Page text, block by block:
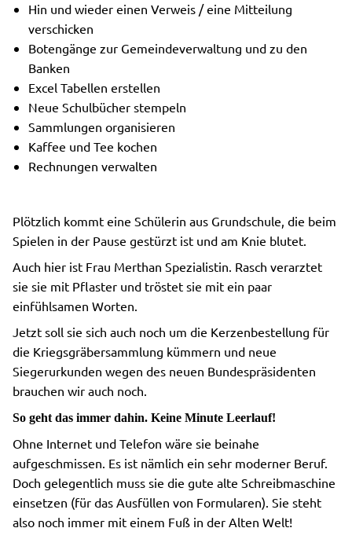
Hin und wieder einen Verweis / eine Mitteilung
verschicken
Botengänge zur Gemeindeverwaltung und zu den
Banken
Excel Tabellen erstellen
Neue Schulbücher stempeln
Sammlungen organisieren
Kaffee und Tee kochen
Rechnungen verwalten
Plötzlich kommt eine Schülerin aus Grundschule, die beim
Spielen in der Pause gestürzt ist und am Knie blutet.
Auch hier ist Frau Merthan Spezialistin. Rasch verarztet
sie sie mit Pflaster und tröstet sie mit ein paar
einfühlsamen Worten.
Jetzt soll sie sich auch noch um die Kerzenbestellung für
die Kriegsgräbersammlung kümmern und neue
Siegerurkunden wegen des neuen Bundespräsidenten
brauchen wir auch noch.
So geht das immer dahin. Keine Minute Leerlauf!
Ohne Internet und Telefon wäre sie beinahe
aufgeschmissen. Es ist nämlich ein sehr moderner Beruf.
Doch gelegentlich muss sie die gute alte Schreibmaschine
einsetzen (für das Ausfüllen von Formularen). Sie steht
also noch immer mit einem Fuß in der Alten Welt!